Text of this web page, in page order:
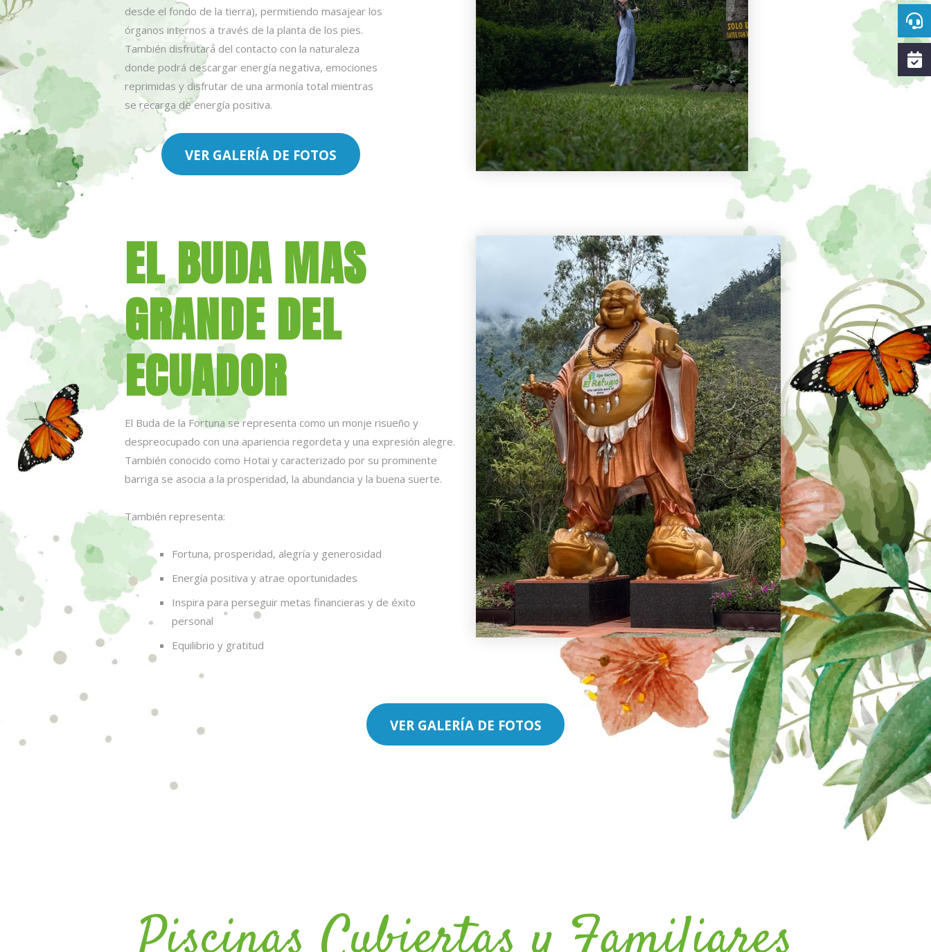
desde el fondo de la tierra), permitiendo masajear los
órganos internos a través de la planta de los pies.
También disfrutará del contacto con la naturaleza
donde podrá descargar energía negativa, emociones
reprimidas y disfrutar de una armonía total mientras
se recarga de energía positiva.
VER GALERÍA DE FOTOS
EL BUDA MAS
GRANDE DEL
ECUADOR
El Buda de la Fortuna se representa como un monje risueño y
despreocupado con una apariencia regordeta y una expresión alegre.
También conocido como Hotai y caracterizado por su prominente
barriga se asocia a la prosperidad, la abundancia y la buena suerte.
También representa:
Fortuna, prosperidad, alegría y generosidad
Energía positiva y atrae oportunidades
Inspira para perseguir metas financieras y de éxito
personal
Equilibrio y gratitud
VER GALERÍA DE FOTOS